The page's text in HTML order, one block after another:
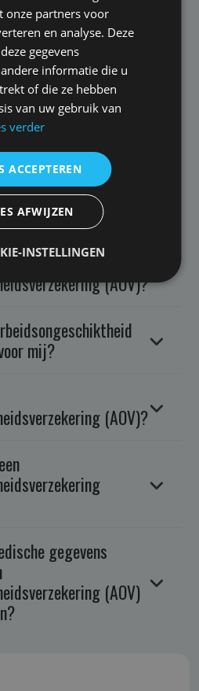
vragen
een
(AOV)
in 2024?
abonnement
(AOV)?
mij?
(AOV)?
gegevens
(AOV)
onze partners voor
en analyse. Deze
gegevens
informatie die u
of die ze hebben
van uw gebruik van
verder
ACCEPTEREN
AFWIJZEN
INSTELLINGEN